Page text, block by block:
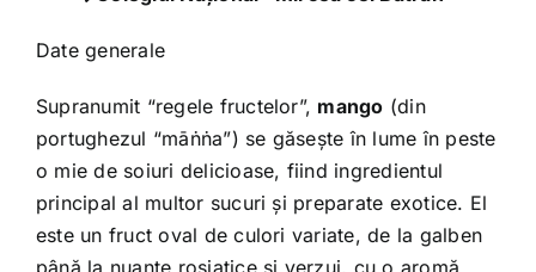
Date generale
Supranumit “regele fructelor”, mango (din
portughezul “māṅṅa”) se găsește în lume în peste
o mie de soiuri delicioase, fiind ingredientul
principal al multor sucuri și preparate exotice. El
este un fruct oval de culori variate, de la galben
până la nuanțe roșiatice și verzui, cu o aromă